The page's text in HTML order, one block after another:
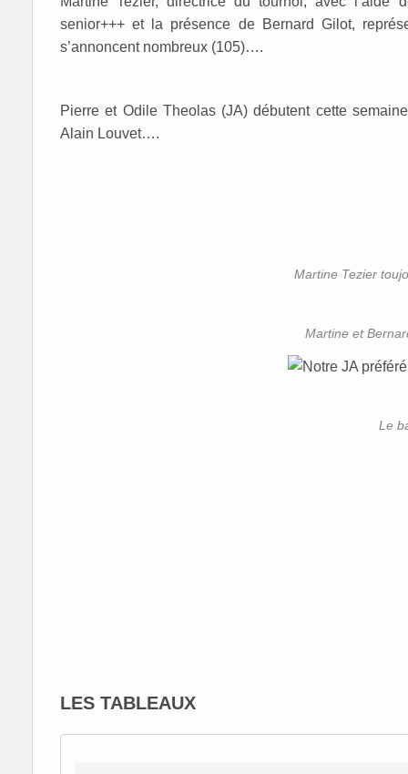
senior+++ et la présence de Bernard Gilot,
s’annoncent nombreux (105)….
Pierre et Odile Theolas (JA) débutent cette
Alain Louvet….
Martine Tezier
Martine et
Le
LES TABLEAUX